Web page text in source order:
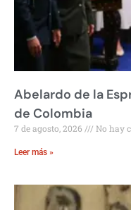
Abelardo de la
de Colombia
7 de agosto, 2026 No hay
Leer más »